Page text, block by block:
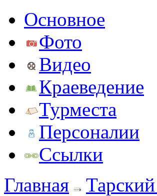
Основное
Фото
Видео
Краеведение
Турместа
Персоналии
Ссылки
Главная